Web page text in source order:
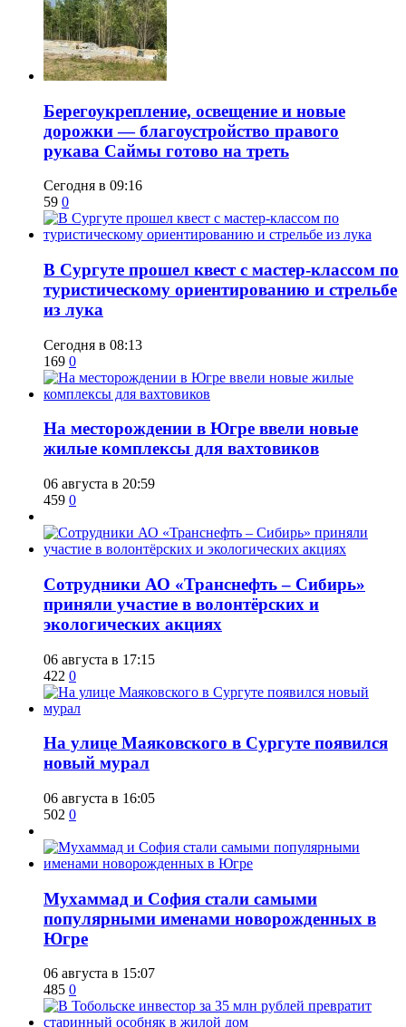
Берегоукрепление, освещение и новые
дорожки — благоустройство правого
рукава Саймы готово на треть
Сегодня в 09:16
59 0
В Сургуте прошел квест с мастер-классом по
туристическому ориентированию и стрельбе
из лука
Сегодня в 08:13
169 0
​На месторождении в Югре ввели новые
жилые комплексы для вахтовиков
06 августа в 20:59
459 0
Сотрудники АО «Транснефть – Сибирь»
приняли участие в волонтёрских и
экологических акциях
06 августа в 17:15
422 0
​На улице Маяковского в Сургуте появился
новый мурал
06 августа в 16:05
502 0
​Мухаммад и София стали самыми
популярными именами новорожденных в
Югре
06 августа в 15:07
485 0